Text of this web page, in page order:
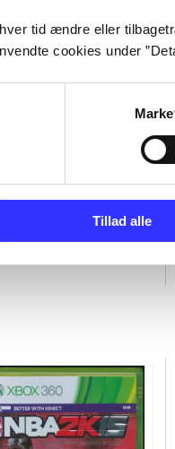
tid ændre eller
cookies under
Tillad alle
Grace